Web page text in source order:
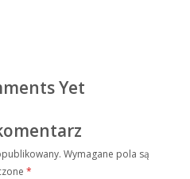
Yet
Wymagane pola są
*